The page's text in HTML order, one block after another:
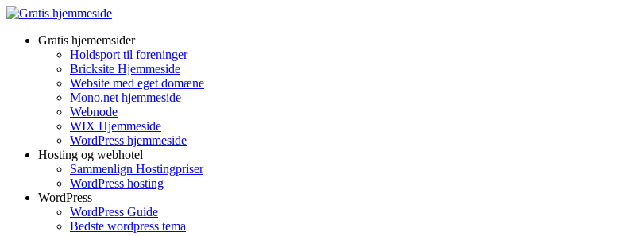
Gratis hjememsider
Holdsport til foreninger
Bricksite Hjemmeside
Website med eget domæne
Mono.net hjemmeside
Webnode
WIX Hjemmeside
WordPress hjemmeside
Hosting og webhotel
Sammenlign Hostingpriser
WordPress hosting
WordPress
WordPress Guide
Bedste wordpress tema